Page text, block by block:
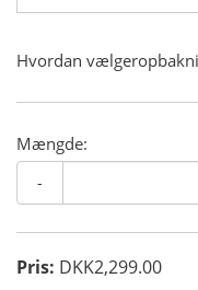
Hvordan
Mængde:
-
Pris: DKK2,299.00